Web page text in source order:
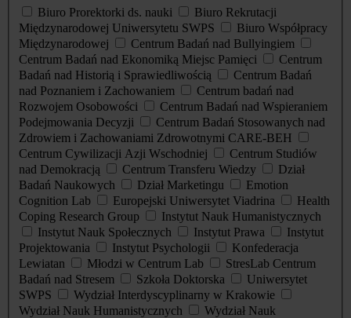
Biuro Prorektorki ds. nauki
Biuro Rekrutacji
Międzynarodowej Uniwersytetu SWPS
Biuro Współpracy
Międzynarodowej
Centrum Badań nad Bullyingiem
Centrum Badań nad Ekonomiką Miejsc Pamięci
Centrum
Badań nad Historią i Sprawiedliwością
Centrum Badań
nad Poznaniem i Zachowaniem
Centrum badań nad
Rozwojem Osobowości
Centrum Badań nad Wspieraniem
Podejmowania Decyzji
Centrum Badań Stosowanych nad
Zdrowiem i Zachowaniami Zdrowotnymi CARE-BEH
Centrum Cywilizacji Azji Wschodniej
Centrum Studiów
nad Demokracją
Centrum Transferu Wiedzy
Dział
Badań Naukowych
Dział Marketingu
Emotion
Cognition Lab
Europejski Uniwersytet Viadrina
Health
Coping Research Group
Instytut Nauk Humanistycznych
Instytut Nauk Społecznych
Instytut Prawa
Instytut
Projektowania
Instytut Psychologii
Konfederacja
Lewiatan
Młodzi w Centrum Lab
StresLab Centrum
Badań nad Stresem
Szkoła Doktorska
Uniwersytet
SWPS
Wydział Interdyscyplinarny w Krakowie
Wydział Nauk Humanistycznych
Wydział Nauk